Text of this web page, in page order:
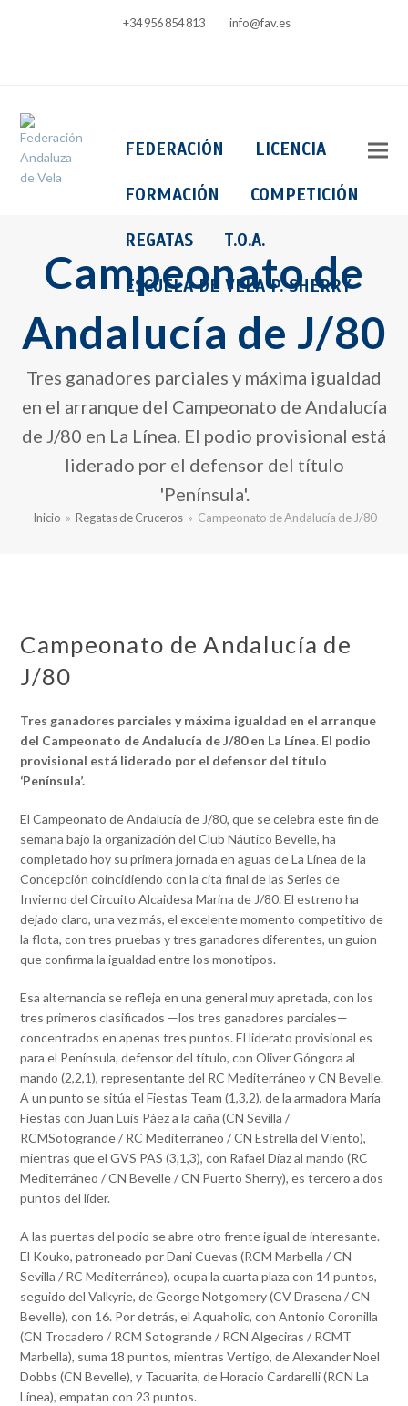
+34 956 854 813 info@fav.es
FEDERACIÓN LICENCIA
FORMACIÓN COMPETICIÓN
REGATAS T.O.A.
ESCUELA DE VELA P. SHERRY
Campeonato de
Andalucía de J/80
Tres ganadores parciales y máxima igualdad
en el arranque del Campeonato de Andalucía
de J/80 en La Línea. El podio provisional está
liderado por el defensor del título
'Península'.
Inicio » Regatas de Cruceros » Campeonato de Andalucía de J/80
Campeonato de Andalucía de
J/80
Tres ganadores parciales y máxima igualdad en el arranque
del Campeonato de Andalucía de J/80 en La Línea. El podio
provisional está liderado por el defensor del título
‘Península’.
El Campeonato de Andalucía de J/80, que se celebra este fin de
semana bajo la organización del Club Náutico Bevelle, ha
completado hoy su primera jornada en aguas de La Línea de la
Concepción coincidiendo con la cita final de las Series de
Invierno del Circuito Alcaidesa Marina de J/80. El estreno ha
dejado claro, una vez más, el excelente momento competitivo de
la flota, con tres pruebas y tres ganadores diferentes, un guion
que confirma la igualdad entre los monotipos.
Esa alternancia se refleja en una general muy apretada, con los
tres primeros clasificados —los tres ganadores parciales—
concentrados en apenas tres puntos. El liderato provisional es
para el Península, defensor del título, con Oliver Góngora al
mando (2,2,1), representante del RC Mediterráneo y CN Bevelle.
A un punto se sitúa el Fiestas Team (1,3,2), de la armadora María
Fiestas con Juan Luis Páez a la caña (CN Sevilla /
RCMSotogrande / RC Mediterráneo / CN Estrella del Viento),
mientras que el GVS PAS (3,1,3), con Rafael Díaz al mando (RC
Mediterráneo / CN Bevelle / CN Puerto Sherry), es tercero a dos
puntos del líder.
A las puertas del podio se abre otro frente igual de interesante.
El Kouko, patroneado por Dani Cuevas (RCM Marbella / CN
Sevilla / RC Mediterráneo), ocupa la cuarta plaza con 14 puntos,
seguido del Valkyrie, de George Notgomery (CV Drasena / CN
Bevelle), con 16. Por detrás, el Aquaholic, con Antonio Coronilla
(CN Trocadero / RCM Sotogrande / RCN Algeciras / RCMT
Marbella), suma 18 puntos, mientras Vertigo, de Alexander Noel
Dobbs (CN Bevelle), y Tacuarita, de Horacio Cardarelli (RCN La
Línea), empatan con 23 puntos.